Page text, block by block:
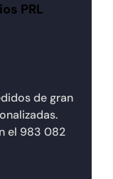
PRL
de gran
el 983 082